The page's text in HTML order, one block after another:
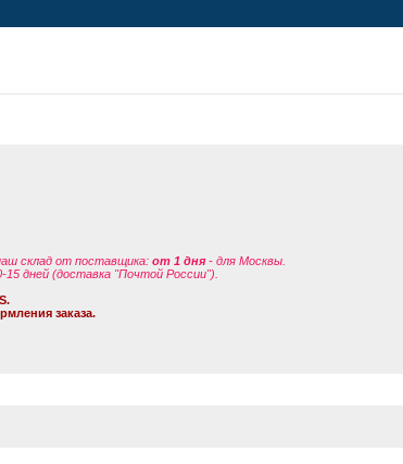
склад от поставщика: от 1 дня- для Москвы.
15 дней (доставка "Почтой России").
заказа.